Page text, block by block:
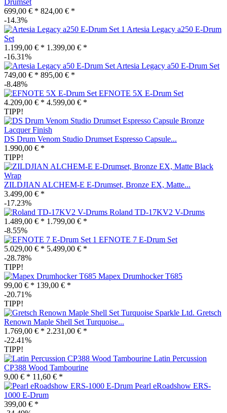
699,00 € * 824,00 € *
-14.3%
Artesia Legacy a250 E-Drum
Set
1.199,00 € * 1.399,00 € *
-16.31%
Artesia Legacy a50 E-Drum Set
749,00 € * 895,00 € *
-8.48%
EFNOTE 5X E-Drum Set
4.209,00 € * 4.599,00 € *
TIPP!
DS Drum Venom Studio Drumset Espresso Capsule...
1.990,00 € *
TIPP!
ZILDJIAN ALCHEM-E E-Drumset, Bronze EX, Matte...
3.499,00 € *
-17.23%
Roland TD-17KV2 V-Drums
1.489,00 € * 1.799,00 € *
-8.55%
EFNOTE 7 E-Drum Set
5.029,00 € * 5.499,00 € *
-28.78%
TIPP!
Mapex Drumhocker T685
99,00 € * 139,00 € *
-20.71%
TIPP!
Gretsch
Renown Maple Shell Set Turquoise...
1.769,00 € * 2.231,00 € *
-22.41%
TIPP!
Latin Percussion
CP388 Wood Tambourine
9,00 € * 11,60 € *
Pearl eRoadshow ERS-
1000 E-Drum
399,00 € *